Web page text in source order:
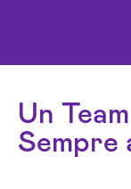
Un
Sempre